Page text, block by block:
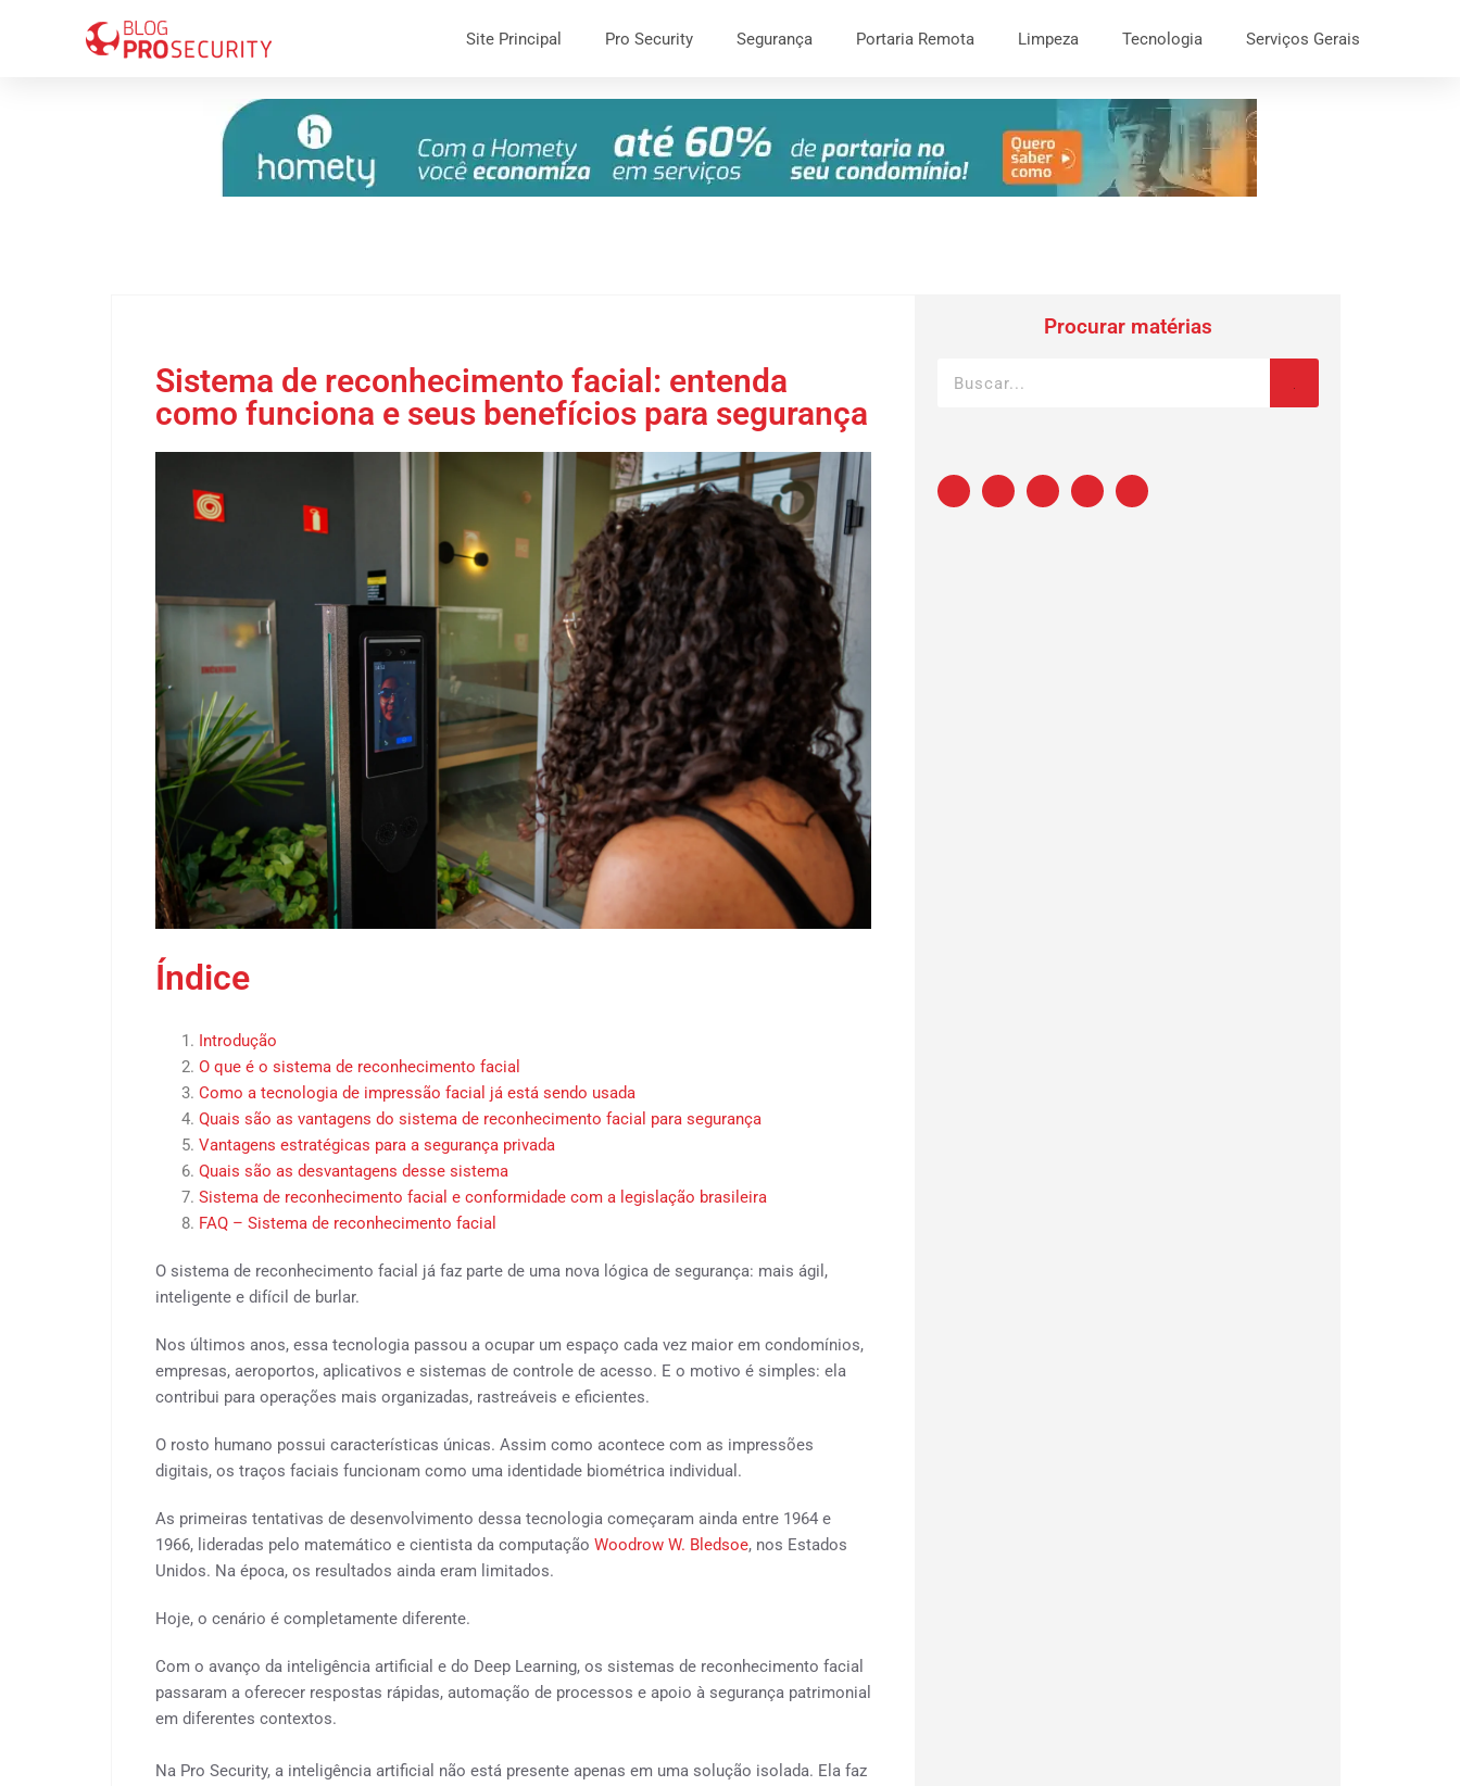
Site Principal Pro Security Segurança Portaria Remota Limpeza Tecnologia Serviços Gerais
Sistema de reconhecimento facial: entenda
como funciona e seus benefícios para segurança
Índice
Introdução
O que é o sistema de reconhecimento facial
Como a tecnologia de impressão facial já está sendo usada
Quais são as vantagens do sistema de reconhecimento facial para segurança
Vantagens estratégicas para a segurança privada
Quais são as desvantagens desse sistema
Sistema de reconhecimento facial e conformidade com a legislação brasileira
FAQ – Sistema de reconhecimento facial
O sistema de reconhecimento facial já faz parte de uma nova lógica de segurança: mais ágil,
inteligente e difícil de burlar.
Nos últimos anos, essa tecnologia passou a ocupar um espaço cada vez maior em condomínios,
empresas, aeroportos, aplicativos e sistemas de controle de acesso. E o motivo é simples: ela
contribui para operações mais organizadas, rastreáveis e eficientes.
O rosto humano possui características únicas. Assim como acontece com as impressões
digitais, os traços faciais funcionam como uma identidade biométrica individual.
As primeiras tentativas de desenvolvimento dessa tecnologia começaram ainda entre 1964 e
1966, lideradas pelo matemático e cientista da computação Woodrow W. Bledsoe, nos Estados
Unidos. Na época, os resultados ainda eram limitados.
Hoje, o cenário é completamente diferente.
Com o avanço da inteligência artificial e do Deep Learning, os sistemas de reconhecimento facial
passaram a oferecer respostas rápidas, automação de processos e apoio à segurança patrimonial
em diferentes contextos.
Na Pro Security, a inteligência artificial não está presente apenas em uma solução isolada. Ela faz
Procurar matérias